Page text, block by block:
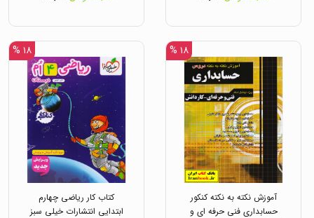
۱۸ %
آموزش نکته به نکته کنکور
حسابداری فنی حرفه ای و
۱۸ %
کتاب کار ریاضی چهارم
ابتدایی انتشارات خیلی سبز